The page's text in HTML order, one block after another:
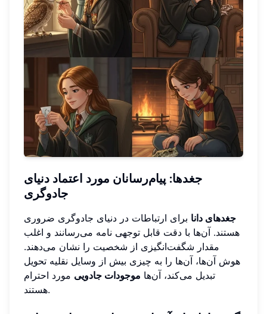
جغدها: پیام‌رسانان مورد اعتماد دنیای
جادوگری
جغدهای دانا برای ارتباطات در دنیای جادوگری ضروری
هستند. آن‌ها با دقت قابل توجهی نامه می‌رسانند و اغلب
مقدار شگفت‌انگیزی از شخصیت را نشان می‌دهند.
هوش آن‌ها، آن‌ها را به چیزی بیش از وسایل نقلیه تحویل
تبدیل می‌کند، آن‌ها موجودات جادویی مورد احترام
هستند.